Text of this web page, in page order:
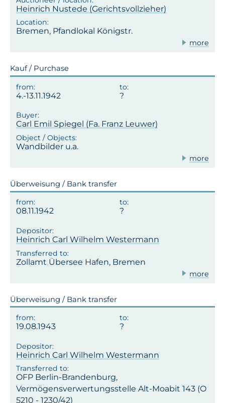
Heinrich Nustede (Gerichtsvollzieher)
Bremen, Pfandlokal Königstr.
more
Kauf / Purchase
4.-13.11.1942
Carl Emil Spiegel (Fa. Franz Leuwer)
Wandbilder u.a.
more
Überweisung / Bank transfer
08.11.1942
Heinrich Carl Wilhelm Westermann
Zollamt Übersee Hafen, Bremen
more
Überweisung / Bank transfer
19.08.1943
Heinrich Carl Wilhelm Westermann
OFP Berlin-Brandenburg,
Vermögensverwertungsstelle Alt-Moabit 143 (O
5210 - 1230/42)